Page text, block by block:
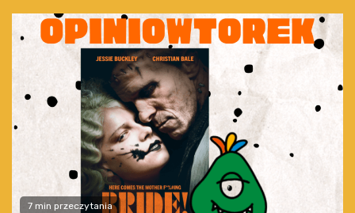
7 min przeczytania